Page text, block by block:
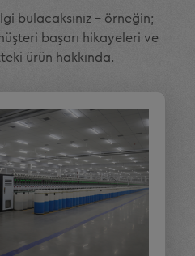
bulacaksınız – örneğin;
başarı hikayeleri ve
ürün hakkında.